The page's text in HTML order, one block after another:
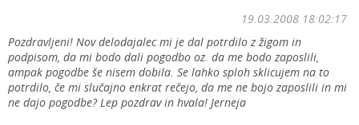
19.03.2008 18:02:17
Pozdravljeni! Nov delodajalec mi je dal potrdilo z žigom in
podpisom, da mi bodo dali pogodbo oz. da me bodo zaposlili,
ampak pogodbe še nisem dobila. Se lahko sploh sklicujem na to
potrdilo, če mi slučajno enkrat rečejo, da me ne bojo zaposlili in mi
ne dajo pogodbe? Lep pozdrav in hvala! Jerneja